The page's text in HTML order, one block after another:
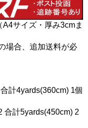
サイズ・厚み3cmま
場合、追加送料が必
計4yards(360cm) 1個
合計5yards(450cm) 2